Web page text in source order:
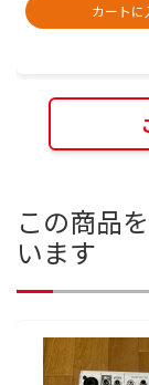
カートに
この商品
います